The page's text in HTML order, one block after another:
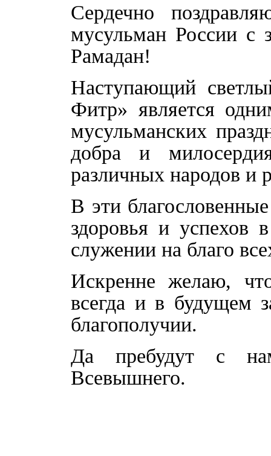
Сердечно
мусульман России с
Рамадан!
Наступающий
Фитр» является
мусульманских
добра и
различных народов и
В эти
здоровья и успехов
служении на благо
Искренне желаю,
всегда и в будущем
благополучии.
Да пребудут с
Всевышнего.